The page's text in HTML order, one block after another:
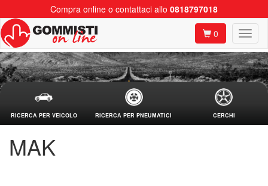
Compra online o contattaci allo 0818797018
0
RICERCA PER VEICOLO RICERCA PER PNEUMATICI CERCHI
MAK